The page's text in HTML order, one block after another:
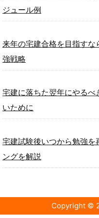
ジュール例
来年の宅建合格を目指す
強戦略
宅建に落ちた翌年にやる
いために
宅建試験後いつから勉強を
ングを解説
Copyright ©